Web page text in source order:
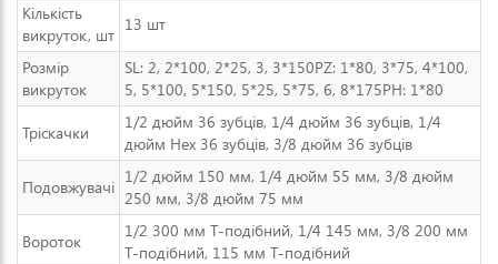
Кількість
викруток, шт
13 шт
Розмір
викруток
SL: 2, 2*100, 2*25, 3, 3*150PZ: 1*80, 3*75, 4*100,
5, 5*100, 5*150, 5*25, 5*75, 6, 8*175PH: 1*80
Тріскачки
1/2 дюйм 36 зубців, 1/4 дюйм 36 зубців, 1/4
дюйм Hex 36 зубців, 3/8 дюйм 36 зубців
Подовжувачі
1/2 дюйм 150 мм, 1/4 дюйм 55 мм, 3/8 дюйм
250 мм, 3/8 дюйм 75 мм
Вороток
1/2 300 мм Т-подібний, 1/4 145 мм, 3/8 200 мм
Т-подібний, 115 мм Т-подібний